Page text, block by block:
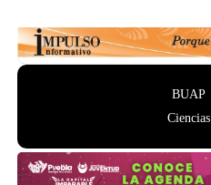
BUAP
Ciencias